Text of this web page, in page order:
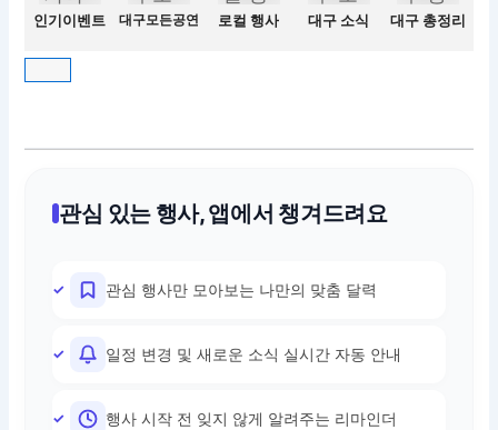
인기이벤트 대구모든공연 로컬 행사 대구 소식 대구 총정리
관심 있는 행사, 앱에서 챙겨드려요
관심 행사만 모아보는 나만의 맞춤 달력
일정 변경 및 새로운 소식 실시간 자동 안내
행사 시작 전 잊지 않게 알려주는 리마인더